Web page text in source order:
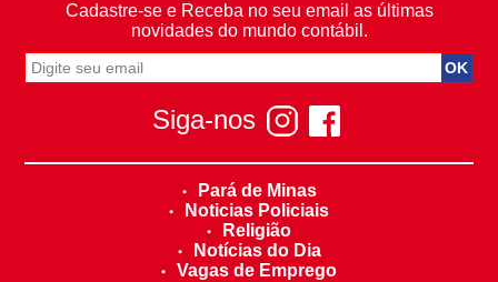
Cadastre-se e Receba no seu email as últimas
novidades do mundo contábil.
Siga-nos
Pará de Minas
Noticias Policiais
Religião
Notícias do Dia
Vagas de Emprego